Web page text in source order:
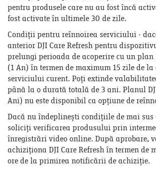
pentru produsele care nu au fost încă
fost activate în ultimele 30 de zile.
Condiții pentru reînnoirea serviciului -
anterior DJI Care Refresh pentru
prelungi perioada de acoperire cu un plan
(1 An) în termen de maximum 15 zile de
serviciului curent. Poți extinde
până la o durată totală de 3 ani. Planul
Ani) nu este disponibil ca opțiune de
Dacă nu îndeplinești condițiile de mai sus
soliciți verificarea produsului prin
înregistrări video online. După aprobare,
achiziționa DJI Care Refresh în termen de
ore de la primirea notificării de achiziție.